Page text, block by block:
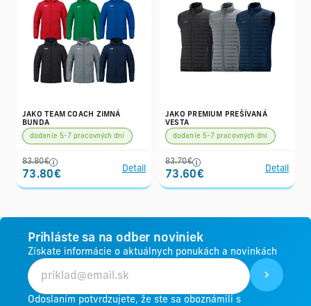
JAKO TEAM COACH ZIMNÁ
BUNDA
dodanie 5-7 pracovných dní
83.80€
73.80€
Detail
JAKO PREMIUM PREŠÍVANÁ
VESTA
dodanie 5-7 pracovných dní
83.70€
73.60€
Detail
Prihláste sa na odber noviniek
Získate informácie o aktuálnych ponukách a novinkách
Odoslaním potvrdzujete, že ste sa oboznámili s